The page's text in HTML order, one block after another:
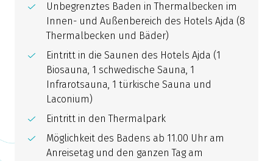
Unbegrenztes Baden in Thermalbecken im
Innen- und Außenbereich des Hotels Ajda (8
Thermalbecken und Bäder)
Eintritt in die Saunen des Hotels Ajda (1
Biosauna, 1 schwedische Sauna, 1
Infrarotsauna, 1 türkische Sauna und
Laconium)
Eintritt in den Thermalpark
Möglichkeit des Badens ab 11.00 Uhr am
Anreisetag und den ganzen Tag am